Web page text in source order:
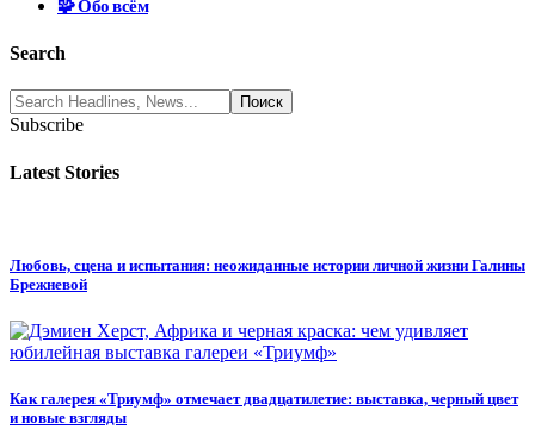
🧩 Обо всём
Search
Subscribe
Latest Stories
Любовь, сцена и испытания: неожиданные истории личной жизни Галины
Брежневой
Как галерея «Триумф» отмечает двадцатилетие: выставка, черный цвет
и новые взгляды